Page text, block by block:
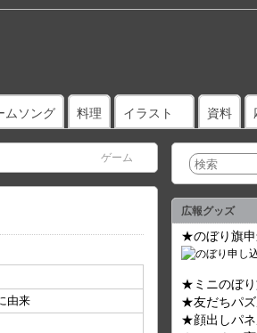
ムソング 料理 イラスト 資料
ゲーム
由来
広報グッズ
★のぼり旗申
★ミニのぼり
★友だちパズ
★顔出しパネ